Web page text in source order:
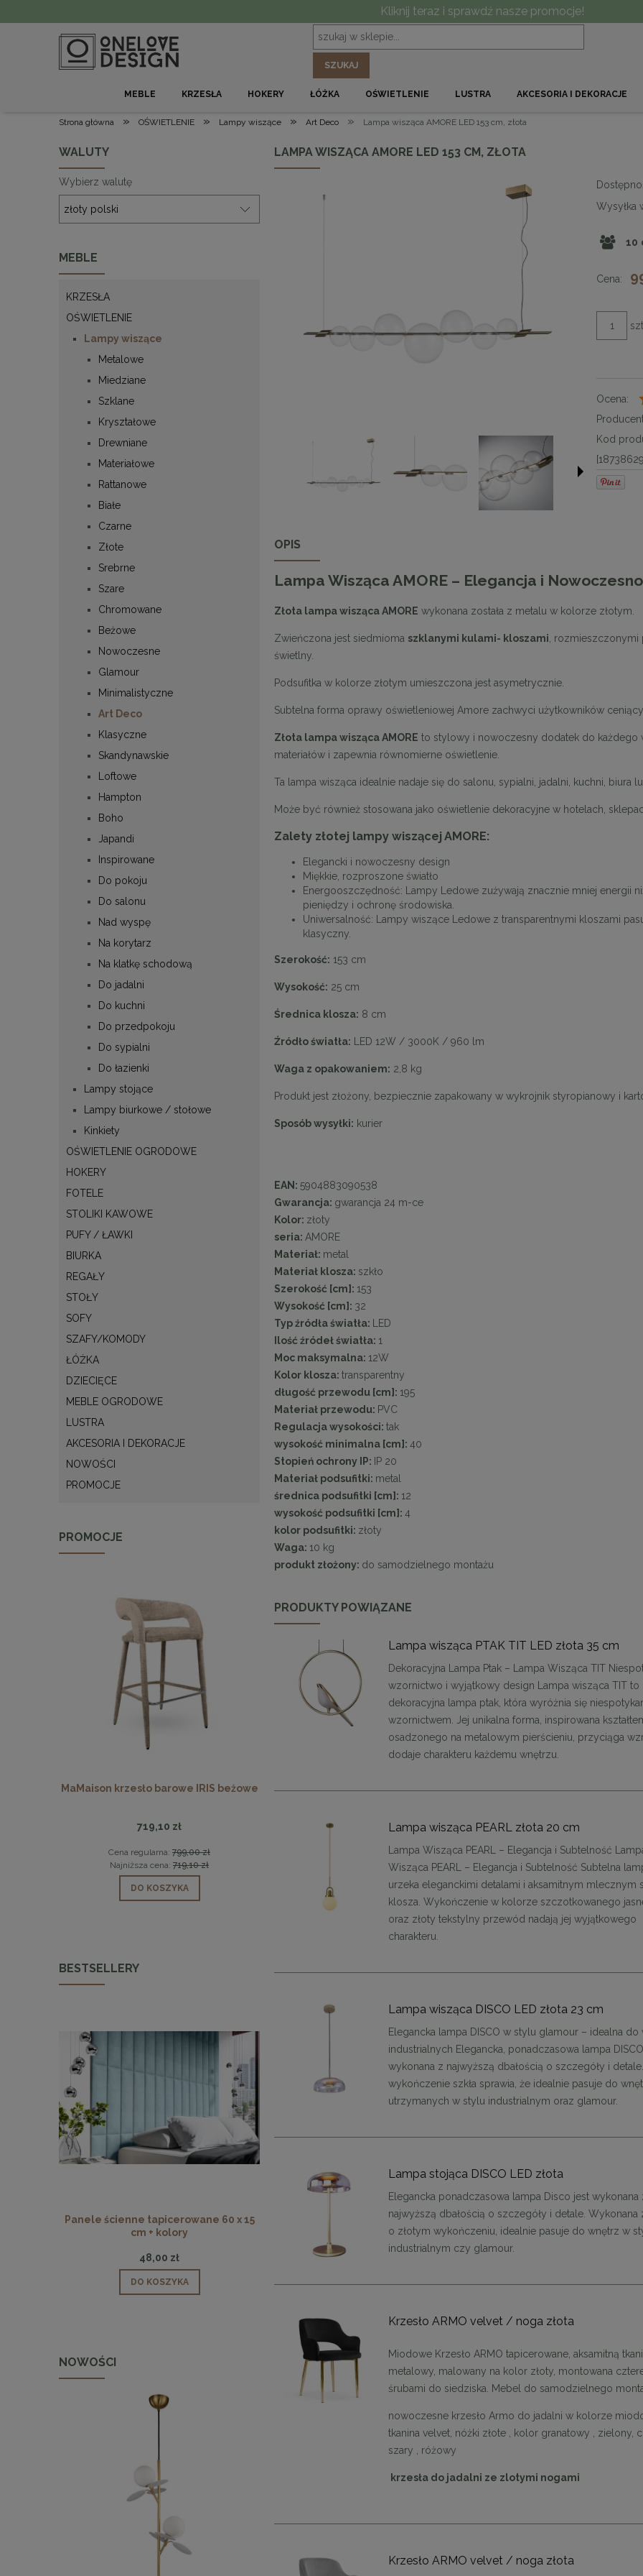
Kliknij teraz i sprawdź nasze promocje!
SZUKAJ
MEBLE KRZESŁA HOKERY ŁÓŻKA OŚWIETLENIE LUSTRA AKCESORIA I DEKORACJE
Strona główna » OŚWIETLENIE » Lampy wiszące » Art Deco » Lampa wisząca AMORE LED 153 cm, złota
WALUTY
Wybierz walutę
MEBLE
KRZESŁA
OŚWIETLENIE
Lampy wiszące
Metalowe
Miedziane
Szklane
Kryształowe
Drewniane
Materiałowe
Rattanowe
Białe
Czarne
Złote
Srebrne
Szare
Chromowane
Beżowe
Nowoczesne
Glamour
Minimalistyczne
Art Deco
Klasyczne
Skandynawskie
Loftowe
Hampton
Boho
Japandi
Inspirowane
Do pokoju
Do salonu
Nad wyspę
Na korytarz
Na klatkę schodową
Do jadalni
Do kuchni
Do przedpokoju
Do sypialni
Do łazienki
Lampy stojące
Lampy biurkowe / stołowe
Kinkiety
OŚWIETLENIE OGRODOWE
HOKERY
FOTELE
STOLIKI KAWOWE
PUFY / ŁAWKI
BIURKA
REGAŁY
STOŁY
SOFY
SZAFY/KOMODY
ŁÓŻKA
DZIECIĘCE
MEBLE OGRODOWE
LUSTRA
AKCESORIA I DEKORACJE
NOWOŚCI
PROMOCJE
PROMOCJE
MaMaison krzesło barowe IRIS beżowe
719,10 zł
Cena regularna: 799,00 zł
Najniższa cena: 719,10 zł
DO KOSZYKA
MaMaison krzesło KOS beżowe
519,00 zł
494,10 zł
DO KOSZYKA
MaMaison krzesło SHELLY
899,11 zł
Cena regularna:999,01 zł
Najniższa cena:899,11 zł
DO KOSZYKA
BESTSELLERY
Panele ścienne tapicerowane 60 x 15
cm + kolory
48,00 zł
DO KOSZYKA
Panele ścienne tapicerowane 40 x 30
48,00 zł
Panele ścienne tapicerowane 70 x
cm + kolory
NOWOŚCI
LAMPA WISZĄCA AMORE LED 153 CM, ZŁOTA
Wysyłka
10
Cena:
Ocena:
Kod
OPIS
Lampa Wisząca AMORE – Elegancja i
Złota lampa wisząca AMORE wykonana została z metalu w kolorze złotym.
Zwieńczona jest siedmioma szklanymi kulami- kloszami ,
świetlny.
Podsufitka w kolorze złotym umieszczona jest asymetrycznie.
Subtelna forma oprawy oświetleniowej Amore zachwyci użytkowników
Złota lampa wisząca AMORE to stylowy i nowoczesny dodatek do każdego
materiałów i zapewnia równomierne oświetlenie.
Ta lampa wisząca idealnie nadaje się do salonu, sypialni, jadalni, kuchni, biura
Może być również stosowana jako oświetlenie dekoracyjne w hotelach,
Zalety złotej lampy wiszącej AMORE:
Elegancki i nowoczesny design
Miękkie, rozproszone światło
Energooszczędność: Lampy Ledowe zużywają znacznie mniej energii
pieniędzy i ochronę środowiska.
Uniwersalność: Lampy wiszące Ledowe z transparentnymi kloszami
klasyczny.
Szerokość: 153 cm
Wysokość: 25 cm
Średnica klosza: 8 cm
Źródło światła: LED 12W / 3000K / 960 lm
Waga z opakowaniem: 2,8 kg
Produkt jest złożony, bezpiecznie zapakowany w wykrojnik styropianowy i
Sposób wysyłki: kurier
EAN: 5904883090538
Gwarancja: gwarancja 24 m-ce
Kolor: złoty
seria: AMORE
Materiał: metal
Materiał klosza: szkło
Szerokość [cm]: 153
Wysokość [cm]: 32
Typ źródła światła: LED
Ilość źródeł światła: 1
Moc maksymalna: 12W
Kolor klosza: transparentny
długość przewodu [cm]: 195
Materiał przewodu: PVC
Regulacja wysokości: tak
wysokość minimalna [cm]: 40
Stopień ochrony IP: IP 20
Materiał podsufitki: metal
średnica podsufitki [cm]: 12
wysokość podsufitki [cm]: 4
kolor podsufitki: złoty
Waga: 10 kg
produkt złożony: do samodzielnego montażu
PRODUKTY POWIĄZANE
Lampa wisząca PTAK TIT LED złota 35 cm
Dekoracyjna Lampa Ptak – Lampa Wisząca TIT
wzornictwo i wyjątkowy design Lampa wisząca TIT to
dekoracyjna lampa ptak, która wyróżnia się
wzornictwem. Jej unikalna forma, inspirowana
osadzonego na metalowym pierścieniu, przyciąga
dodaje charakteru każdemu wnętrzu.
Lampa wisząca PEARL złota 20 cm
Lampa Wisząca PEARL – Elegancja i Subtelność
Wisząca PEARL – Elegancja i Subtelność Subtelna
urzeka eleganckimi detalami i aksamitnym mlecznym
klosza. Wykończenie w kolorze szczotkowanego
oraz złoty tekstylny przewód nadają jej wyjątkowego
charakteru.
Lampa wisząca DISCO LED złota 23 cm
Elegancka lampa DISCO w stylu glamour – idealna do
industrialnych Elegancka, ponadczasowa lampa DISCO
wykonana z najwyższą dbałością o szczegóły i
wykończenie szkła sprawia, że idealnie pasuje do
utrzymanych w stylu industrialnym oraz glamour.
Lampa stojąca DISCO LED złota
Elegancka ponadczasowa lampa Disco jest wykonana
najwyższą dbałością o szczegóły i detale. Wykonana
o złotym wykończeniu, idealnie pasuje do wnętrz w
industrialnym czy glamour.
Krzesło ARMO velvet / noga złota
Miodowe Krzesło ARMO tapicerowane, aksamitną
metalowy, malowany na kolor złoty, montowana
śrubami do siedziska. Mebel do samodzielnego
nowoczesne krzesło Armo do jadalni w kolorze
tkanina velvet, nóżki złote , kolor granatowy , zielony,
szary , różowy
krzesła do jadalni ze zlotymi nogami
Krzesło ARMO velvet / noga złota